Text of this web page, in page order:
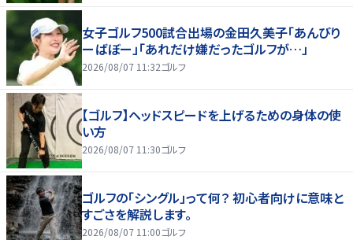
女子ゴルフ500試合出場の金田久美子「あんびり
ーばぼー」「あれだけ嫌だったゴルフが…」
2026/08/07 11:32ゴルフ
【ゴルフ】ヘッドスピードを上げるための身体の使
い方
2026/08/07 11:30ゴルフ
ゴルフの「シングル」って何？ 初心者向けに意味と
すごさを解説します。
2026/08/07 11:00ゴルフ